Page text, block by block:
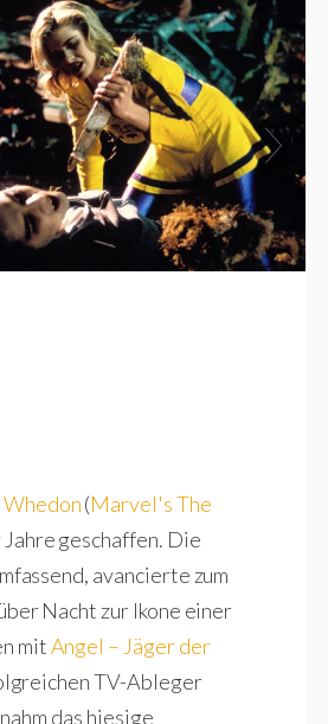
Whedon(Marvel's The
geschaffen. Die
avancierte zum
Nacht zur Ikone einer
mitAngel – Jäger der
TV-Ableger
das hiesige